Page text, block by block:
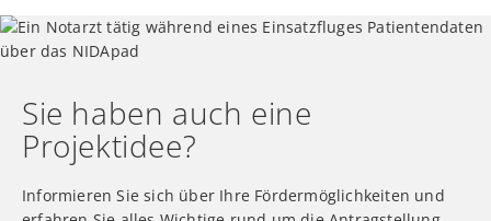
Sie haben auch eine
Projektidee?
Informieren Sie sich über Ihre Fördermöglichkeiten und